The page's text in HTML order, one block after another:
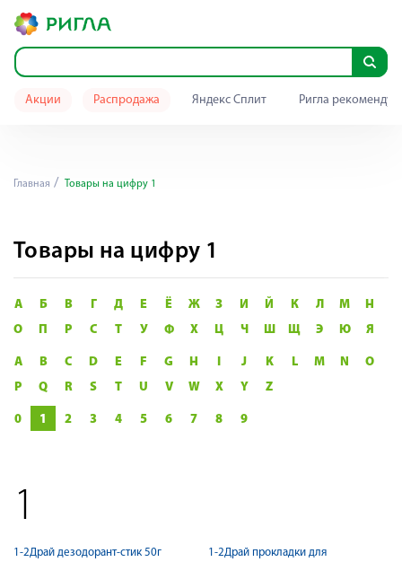
Акции Распродажа Яндекс Сплит Ригла
Главная Товары на цифру 1
Товары на цифру 1
А Б В Г Д Е Ё Ж З И Й К Л М
Н
О
П Р С Т У Ф Х Ц Ч Ш Щ Э Ю Я
A B C D E F G H I J K L M N
O
P
Q R S T U V W X Y Z
0 1 2 3 4 5 6 7 8 9
1
1-2Драй дезодорант-стик 50г
1-2Драй прокладки для